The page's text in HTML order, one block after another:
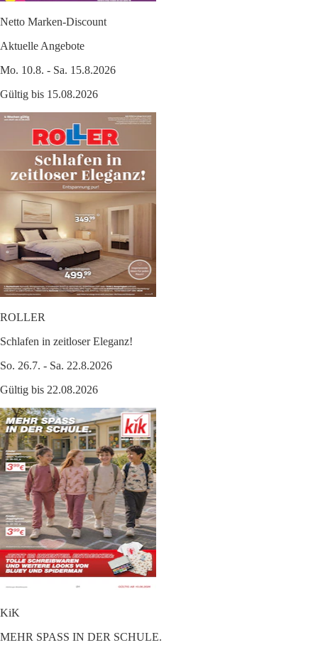
Netto Marken-Discount
Aktuelle Angebote
Mo. 10.8. - Sa. 15.8.2026
Gültig bis 15.08.2026
ROLLER
Schlafen in zeitloser Eleganz!
So. 26.7. - Sa. 22.8.2026
Gültig bis 22.08.2026
KiK
MEHR SPASS IN DER SCHULE.